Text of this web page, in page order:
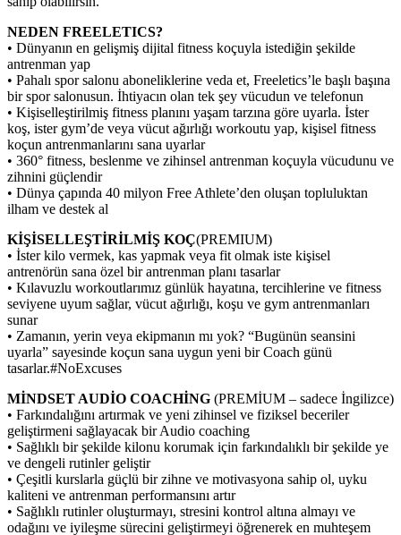
NEDEN FREELETICS?
• Dünyanın en gelişmiş dijital fitness koçuyla istediğin şekilde
antrenman yap
• Pahalı spor salonu aboneliklerine veda et, Freeletics’le başlı başına
bir spor salonusun. İhtiyacın olan tek şey vücudun ve telefonun
• Kişiselleştirilmiş fitness planını yaşam tarzına göre uyarla. İster
koş, ister gym’de veya vücut ağırlığı workoutu yap, kişisel fitness
koçun antrenmanlarını sana uyarlar
• 360° fitness, beslenme ve zihinsel antrenman koçuyla vücudunu ve
zihnini güçlendir
• Dünya çapında 40 milyon Free Athlete’den oluşan topluluktan
ilham ve destek al
KİŞİSELLEŞTİRİLMİŞ KOÇ(PREMIUM)
• İster kilo vermek, kas yapmak veya fit olmak iste kişisel
antrenörün sana özel bir antrenman planı tasarlar
• Kılavuzlu workoutlarımız günlük hayatına, tercihlerine ve fitness
seviyene uyum sağlar, vücut ağırlığı, koşu ve gym antrenmanları
sunar
• Zamanın, yerin veya ekipmanın mı yok? “Bugünün seansini
uyarla” sayesinde koçun sana uygun yeni bir Coach günü
tasarlar.#NoExcuses
MİNDSET AUDİO COACHİNG (PREMİUM – sadece İngilizce)
• Farkındalığını artırmak ve yeni zihinsel ve fiziksel beceriler
geliştirmeni sağlayacak bir Audio coaching
• Sağlıklı bir şekilde kilonu korumak için farkındalıklı bir şekilde ye
ve dengeli rutinler geliştir
• Çeşitli kurslarla güçlü bir zihne ve motivasyona sahip ol, uyku
kaliteni ve antrenman performansını artır
• Sağlıklı rutinler oluşturmayı, stresini kontrol altına almayı ve
odağını ve iyileşme sürecini geliştirmeyi öğrenerek en muhteşem